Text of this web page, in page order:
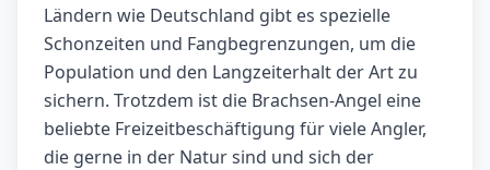
Ländern wie Deutschland gibt es spezielle
Schonzeiten und Fangbegrenzungen, um die
Population und den Langzeiterhalt der Art zu
sichern. Trotzdem ist die Brachsen-Angel eine
beliebte Freizeitbeschäftigung für viele Angler,
die gerne in der Natur sind und sich der